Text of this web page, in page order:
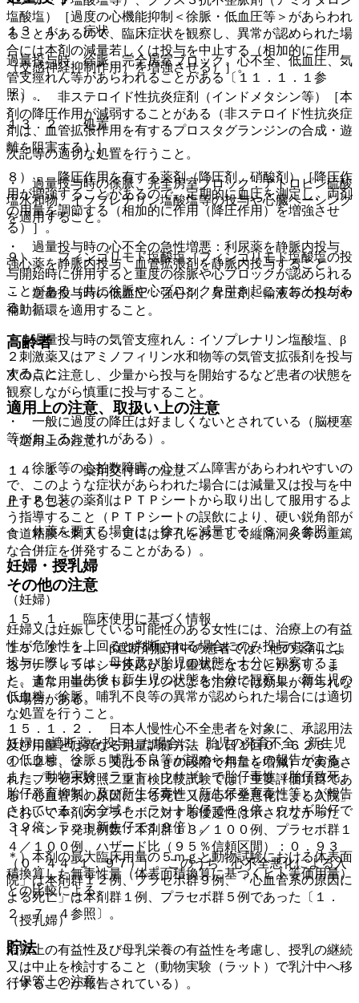
１３．１． 症状
過量投与時、徐脈、完全房室ブロック、心不全、低血圧、気
管支痙れん等があらわれることがある〔１１．１．１参
照〕。
１３．２． 処置
次記等の適切な処置を行うこと。
・ 過量投与時の徐脈、完全房室ブロック：アトロピン硫酸
塩水和物、イソプレナリン塩酸塩等の投与や心臓ペーシング
を適用すること。
・ 過量投与時の心不全の急性増悪：利尿薬を静脈内投与、
強心薬を静脈内投与、血管拡張剤を静脈内投与すること。
・ 過量投与時の低血圧：強心剤、昇圧剤、輸液等の投与や
補助循環を適用すること。
・ 過量投与時の気管支痙れん：イソプレナリン塩酸塩、β
２刺激薬又はアミノフィリン水和物等の気管支拡張剤を投与
すること。
適用上の注意、取扱い上の注意
（適用上の注意）
１４．１． 薬剤交付時の注意
ＰＴＰ包装の薬剤はＰＴＰシートから取り出して服用するよ
う指導すること（ＰＴＰシートの誤飲により、硬い鋭角部が
食道粘膜へ刺入し、更には穿孔をおこして縦隔洞炎等の重篤
な合併症を併発することがある）。
その他の注意
１５．１． 臨床使用に基づく情報
１５．１．１． β遮断剤服用中の患者では、他の薬剤によ
るアナフィラキシー反応がより重篤になることがあり、ま
た、通常用量のアドレナリンによる治療では効果が得られな
い場合がある。
１５．１．２． 日本人慢性心不全患者を対象に、承認用法
及び用量とは異なる用量調節方法（１日１回０．６２５、
１．２５、２．５又は５ｍｇの段階で用量を増減）で実施さ
れたプラセボ対照二重盲検比較試験では、主要評価項目であ
る「心血管系の原因による死亡又は心不全悪化による入院」
において本剤のプラセボに対する優越性は示されなかった
［イベント発現例数：本剤群１３／１００例、プラセボ群１
４／１００例、ハザード比（９５％信頼区間）：０．９３
（０．４４−１．９７）］。このうち「心不全悪化による入
院」は本剤群１２例、プラセボ群９例、「心血管系の原因に
よる死亡」は本剤群１例、プラセボ群５例であった〔１．
２、７．４参照〕。
貯法
（保管上の注意）
塩酸塩）［過度の心機能抑制＜徐脈・低血圧等＞があらわれ
ることがあるので、臨床症状を観察し、異常が認められた場
合には本剤の減量若しくは投与を中止する（相加的に作用
（交感神経抑制作用）を増強させる）］。
７）． 非ステロイド性抗炎症剤（インドメタシン等）［本
剤の降圧作用が減弱することがある（非ステロイド性抗炎症
剤は、血管拡張作用を有するプロスタグランジンの合成・遊
離を阻害する）］。
８）． 降圧作用を有する薬剤（降圧剤、硝酸剤）［降圧作
用が増強することがあるので、定期的に血圧を測定し、両剤
の用量を調節する（相加的に作用（降圧作用）を増強させ
る）］。
９）． フィンゴリモド塩酸塩［フィンゴリモド塩酸塩の投
与開始時に併用すると重度の徐脈や心ブロックが認められる
ことがある（共に徐脈や心ブロックを引き起こすおそれがあ
る）］。
高齢者
次の点に注意し、少量から投与を開始するなど患者の状態を
観察しながら慎重に投与すること。
・ 一般に過度の降圧は好ましくないとされている（脳梗塞
等がおこるおそれがある）。
・ 徐脈等の心拍数障害・心リズム障害があらわれやすいの
で、このような症状があらわれた場合には減量又は投与を中
止すること。
・ 休薬を要する場合は、徐々に減量する〔８．２参照〕。
妊婦・授乳婦
（妊婦）
妊婦又は妊娠している可能性のある女性には、治療上の有益
性が危険性を上回ると判断される場合にのみ投与すること。
投与に際しては、母体及び胎児の状態を十分に観察するこ
と。また、出生後も新生児の状態を十分に観察し、新生児の
低血糖、徐脈、哺乳不良等の異常が認められた場合には適切
な処置を行うこと。
妊婦にβ遮断薬を投与した場合に、胎児の発育不全、新生児
の低血糖、徐脈、哺乳不良等が認められたとの報告がある。
また、動物実験（ラット、ウサギ）で胎仔毒性（胎仔致死、
胎仔発育抑制）及び新生仔毒性（新生仔発育毒性等）が報告
されている（安全域＊：ラット胎仔で５８倍、ウサギ胎仔で
３９倍、ラット新生仔で１９倍）。
＊）本剤の最大臨床用量の５ｍｇと動物試験における体表面
積換算した無毒性量（体表面積換算に基づくヒト等価用量）
との比較による。
（授乳婦）
治療上の有益性及び母乳栄養の有益性を考慮し、授乳の継続
又は中止を検討すること（動物実験（ラット）で乳汁中へ移
行することが報告されている）。